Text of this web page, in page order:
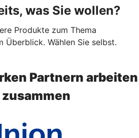
was Sie wollen?
Produkte zum Thema
Überblick. Wählen Sie selbst.
Partnern arbeiten